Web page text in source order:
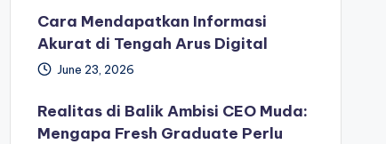
Cara Mendapatkan Informasi
Akurat di Tengah Arus Digital
June 23, 2026
Realitas di Balik Ambisi CEO Muda:
Mengapa Fresh Graduate Perlu